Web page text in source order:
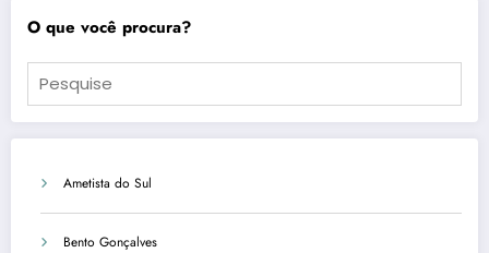
O que você procura?
Ametista do Sul
Bento Gonçalves